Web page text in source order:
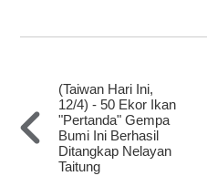
(Taiwan Hari Ini,
12/4) - 50 Ekor Ikan
"Pertanda" Gempa
Bumi Ini Berhasil
Ditangkap Nelayan
Taitung